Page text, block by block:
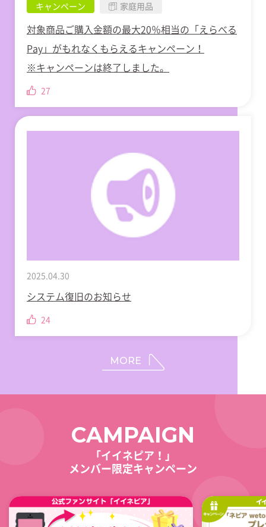
キャンペーン 家庭用品
対象商品ご購入金額の最大20％相当の「えらべる
Pay」がもれなくもらえるキャンペーン！
※キャンペーンは終了しました。
27
2025.04.30
システム復旧のお知らせ
24
MORE
CAMPAIGN
「イイネピア！」
メンバー限定キャンペーン